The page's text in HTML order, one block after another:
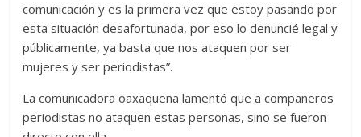
comunicación y es la primera vez que estoy pasando por
esta situación desafortunada, por eso lo denuncié legal y
públicamente, ya basta que nos ataquen por ser
mujeres y ser periodistas”.
La comunicadora oaxaqueña lamentó que a compañeros
periodistas no ataquen estas personas, sino se fueron